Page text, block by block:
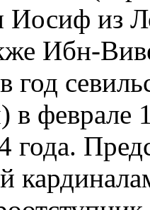
из
Ибн-
год
в феврале
года.